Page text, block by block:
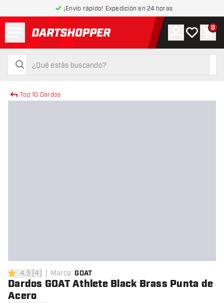
¡Envío rápido! Expedición en 24 horas
volver a la página de inicio
buscar
buscar
Cuenta
Mi lista de
0
Top 10 Dardos
4.5 estrellas de puntuación
4.5[4] Marca: GOAT
Dardos GOAT Athlete Black Brass Punta de
Acero